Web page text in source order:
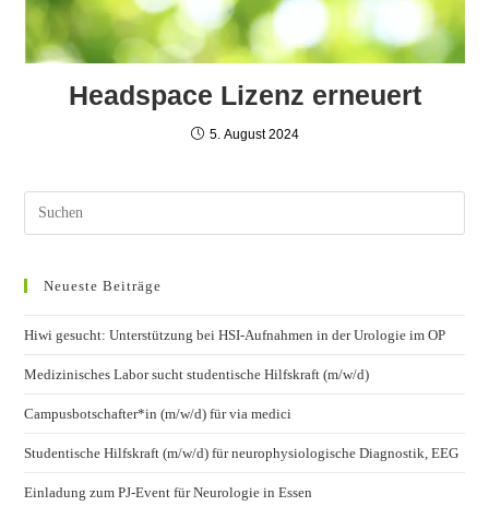
Headspace Lizenz erneuert
5. August 2024
Neueste Beiträge
Hiwi gesucht: Unterstützung bei HSI-Aufnahmen in der Urologie im OP
Medizinisches Labor sucht studentische Hilfskraft (m/w/d)
Campusbotschafter*in (m/w/d) für via medici
Studentische Hilfskraft (m/w/d) für neurophysiologische Diagnostik, EEG
Einladung zum PJ-Event für Neurologie in Essen